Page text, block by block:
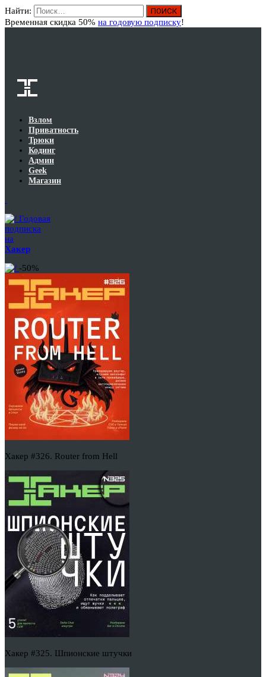
Найти:
Временная скидка 50% на годовую подписку!
Взлом
Приватность
Трюки
Кодинг
Админ
Geek
Магазин
Годовая
подписка
на
Хакер
-50%
Хакер #326. Router from Hell
Хакер #325. Шпионские штучки